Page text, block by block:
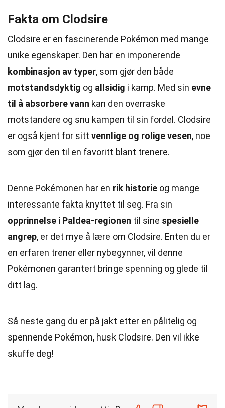
Fakta om Clodsire
Clodsire er en fascinerende Pokémon med mange
unike egenskaper. Den har en imponerende
kombinasjon av typer, som gjør den både
motstandsdyktig og allsidig i kamp. Med sin evne
til å absorbere vann kan den overraske
motstandere og snu kampen til sin fordel. Clodsire
er også kjent for sitt vennlige og rolige vesen, noe
som gjør den til en favoritt blant trenere.
Denne Pokémonen har en rik historie og mange
interessante fakta knyttet til seg. Fra sin
opprinnelse i Paldea-regionen til sine spesielle
angrep, er det mye å lære om Clodsire. Enten du er
en erfaren trener eller nybegynner, vil denne
Pokémonen garantert bringe spenning og glede til
ditt lag.
Så neste gang du er på jakt etter en pålitelig og
spennende Pokémon, husk Clodsire. Den vil ikke
skuffe deg!